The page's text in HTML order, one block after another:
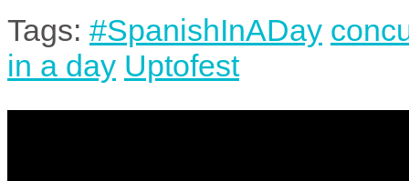
Tags: #SpanishInADay
in a day Uptofest